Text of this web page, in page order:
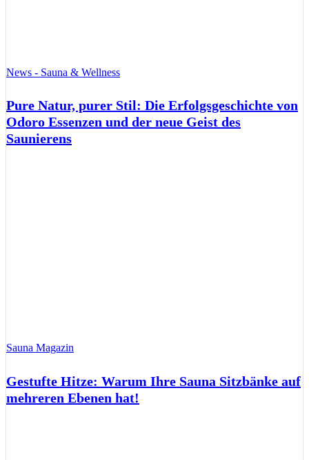
News - Sauna & Wellness
Pure Natur, purer Stil: Die Erfolgsgeschichte von
Odoro Essenzen und der neue Geist des
Saunierens
Sauna Magazin
Gestufte Hitze: Warum Ihre Sauna Sitzbänke auf
mehreren Ebenen hat!